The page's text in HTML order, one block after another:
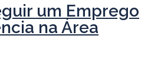
um Emprego
na Área